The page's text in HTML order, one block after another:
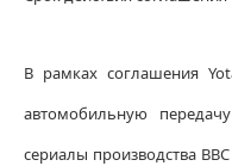
В рамках соглашения
автомобильную
сериалы производства